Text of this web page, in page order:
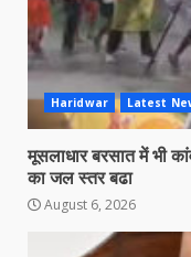
Haridwar Latest
मूसलाधार बरसात में भी
का जल स्तर बढा
August 6, 2026